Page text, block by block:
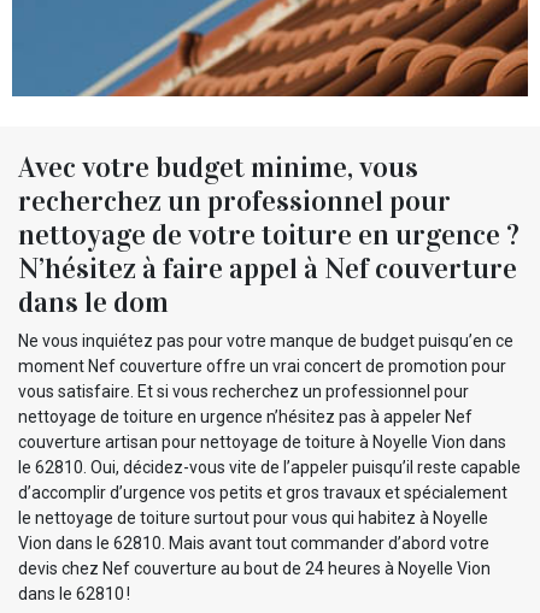
Avec votre budget minime, vous
recherchez un professionnel pour
nettoyage de votre toiture en urgence ?
N’hésitez à faire appel à Nef couverture
dans le dom
Ne vous inquiétez pas pour votre manque de budget puisqu’en ce
moment Nef couverture offre un vrai concert de promotion pour
vous satisfaire. Et si vous recherchez un professionnel pour
nettoyage de toiture en urgence n’hésitez pas à appeler Nef
couverture artisan pour nettoyage de toiture à Noyelle Vion dans
le 62810. Oui, décidez-vous vite de l’appeler puisqu’il reste capable
d’accomplir d’urgence vos petits et gros travaux et spécialement
le nettoyage de toiture surtout pour vous qui habitez à Noyelle
Vion dans le 62810. Mais avant tout commander d’abord votre
devis chez Nef couverture au bout de 24 heures à Noyelle Vion
dans le 62810 !